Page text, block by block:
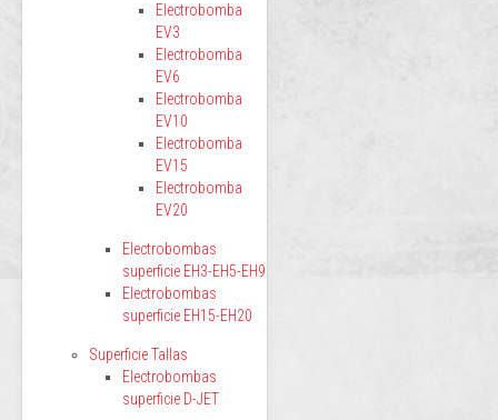
Electrobomba
EV3
Electrobomba
EV6
Electrobomba
EV10
Electrobomba
EV15
Electrobomba
EV20
Electrobombas
superficie EH3-EH5-EH9
Electrobombas
superficie EH15-EH20
Superficie Tallas
Electrobombas
superficie D-JET